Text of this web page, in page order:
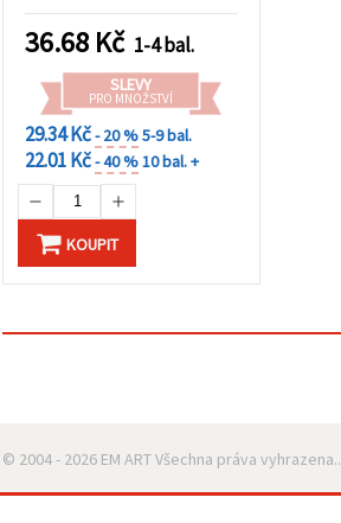
36.68 Kč 1-4 bal.
SLEVY
PRO MNOŽSTVÍ
29.34 Kč- 20 %5-9 bal.
22.01 Kč- 40 %10 bal. +
KOUPIT
© 2004 - 2026 EM ART Všechna práva vyhrazena..